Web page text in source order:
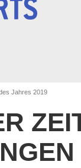
Jahres 2019